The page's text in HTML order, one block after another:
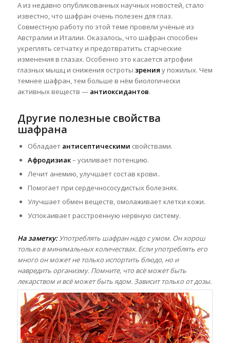
А из недавно опубликованных научных новостей, стало
известно, что шафран очень полезен для глаз.
Совместную работу по этой теме провели учёные из
Австралии и Италии. Оказалось, что шафран способен
укреплять сетчатку и предотвратить старческие
изменения в глазах. Особенно это касается атрофии
глазных мышц и снижения остроты зрения у пожилых. Чем
темнее шафран, тем больше в нём биологически
активных веществ — антиоксидантов.
Другие полезные свойства
шафрана
Обладает антисептическими свойствами.
Афродизиак– усиливает потенцию.
Лечит анемию, улучшает состав крови..
Помогает при сердечнососудистых болезнях.
Улучшает обмен веществ, омолаживает клетки кожи.
Успокаивает расстроенную нервную систему.
На заметку:Употреблять шафран надо с умом. Он хорош
только в минимальных количествах. Если употреблять его
много он может не только испортить блюдо, но и
навредить организму. Помните, что всё может быть
лекарством и всё может быть ядом. Зависит только от дозы.